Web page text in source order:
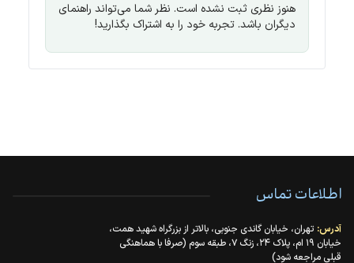
هنوز نظری ثبت نشده است. نظر شما می‌تواند راهنمای
دیگران باشد. تجربه خود را به اشتراک بگذارید!
اطلاعات تماس
آدرس: تهران، خیابان گاندی جنوبی، بالاتر از بزرگراه شهید همت،
خیابان ۱۹ ام، پلاک ۲۴، زنگ ۷، طبقه سوم (صرفا با هماهنگی
قبلی مراجعه شود)